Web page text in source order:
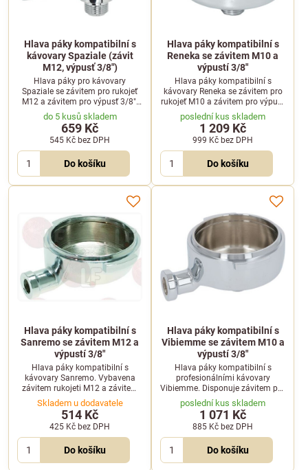
Hlava páky kompatibilní s
kávovary Spaziale (závit
M12, výpusť 3/8")
Hlava páky pro kávovary
Spaziale se závitem pro rukojeť
M12 a závitem pro výpusť 3/8".
Ideální náhradní díl pro
bezproblémový servis kávovaru.
do 5 kusů skladem
659 Kč
545 Kč bez DPH
Do košíku
Hlava páky kompatibilní s
Reneka se závitem M10 a
výpustí 3/8"
Hlava páky kompatibilní s
kávovary Reneka se závitem pro
rukojeť M10 a závitem pro výpusť
3/8". Ideální náhradní díl pro
repasi nebo sestavení vlastní
páky.
poslední kus skladem
1 209 Kč
999 Kč bez DPH
Do košíku
Hlava páky kompatibilní s
Sanremo se závitem M12 a
výpustí 3/8"
Hlava páky kompatibilní s
kávovary Sanremo. Vybavena
závitem rukojeti M12 a závitem
pro montáž výpusti o rozměru
3/8".
Skladem u dodavatele
514 Kč
425 Kč bez DPH
Do košíku
Hlava páky kompatibilní s
Vibiemme se závitem M10 a
výpustí 3/8"
Hlava páky kompatibilní s
profesionálními kávovary
Vibiemme. Disponuje závitem pro
rukojeť M10 a závitem pro výpusť
o velikosti 3/8".
poslední kus skladem
1 071 Kč
885 Kč bez DPH
Do košíku